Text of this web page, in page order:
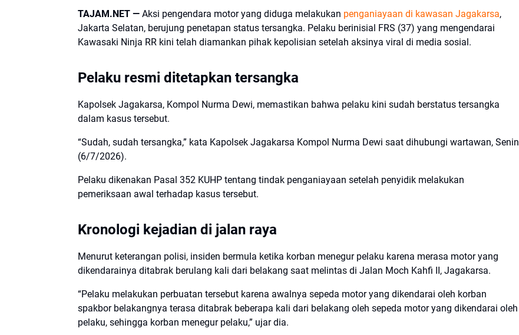
TAJAM.NET — Aksi pengendara motor yang diduga melakukan penganiayaan di kawasan Jagakarsa,
Jakarta Selatan, berujung penetapan status tersangka. Pelaku berinisial FRS (37) yang mengendarai
Kawasaki Ninja RR kini telah diamankan pihak kepolisian setelah aksinya viral di media sosial.
Pelaku resmi ditetapkan tersangka
Kapolsek Jagakarsa, Kompol Nurma Dewi, memastikan bahwa pelaku kini sudah berstatus tersangka
dalam kasus tersebut.
“Sudah, sudah tersangka,” kata Kapolsek Jagakarsa Kompol Nurma Dewi saat dihubungi wartawan, Senin
(6/7/2026).
Pelaku dikenakan Pasal 352 KUHP tentang tindak penganiayaan setelah penyidik melakukan
pemeriksaan awal terhadap kasus tersebut.
Kronologi kejadian di jalan raya
Menurut keterangan polisi, insiden bermula ketika korban menegur pelaku karena merasa motor yang
dikendarainya ditabrak berulang kali dari belakang saat melintas di Jalan Moch Kahfi II, Jagakarsa.
“Pelaku melakukan perbuatan tersebut karena awalnya sepeda motor yang dikendarai oleh korban
spakbor belakangnya terasa ditabrak beberapa kali dari belakang oleh sepeda motor yang dikendarai oleh
pelaku, sehingga korban menegur pelaku,” ujar dia.